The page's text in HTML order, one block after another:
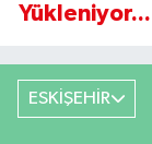
Yükleniyor...
ESKİŞEHİR